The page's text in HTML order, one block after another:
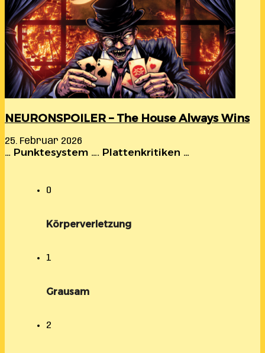
NEURONSPOILER – The House Always Wins
25. Februar 2026
… Punktesystem …. Plattenkritiken …
0
Körperverletzung
1
Grausam
2